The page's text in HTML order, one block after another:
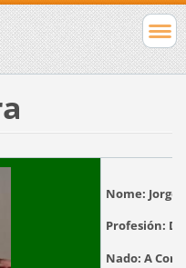
Nome: Jorge
Profesión:
Nado: